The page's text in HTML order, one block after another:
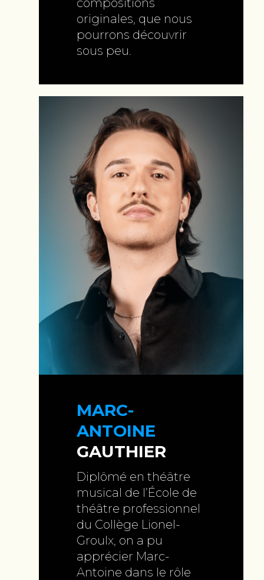
compositions
originales, que nous
pourrons découvrir
sous peu.
MARC-
ANTOINE
GAUTHIER
Diplômé en théâtre
musical de l’École de
théâtre professionnel
du Collège Lionel-
Groulx, on a pu
apprécier Marc-
Antoine dans le rôle